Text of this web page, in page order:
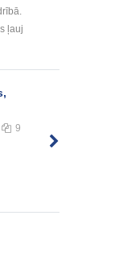
ļauj
9